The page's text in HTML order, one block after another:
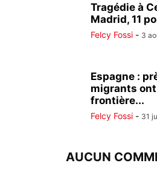
Tragédie à
Madrid, 11
Felcy Fossi - 3
Espagne :
migrants
frontière...
Felcy Fossi - 31
AUCUN